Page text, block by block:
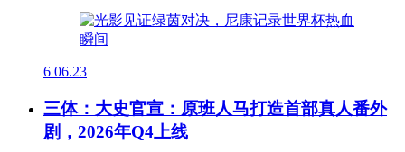
6 06.23
三体：大史官宣：原班人马打造首部真人番外
剧，2026年Q4上线